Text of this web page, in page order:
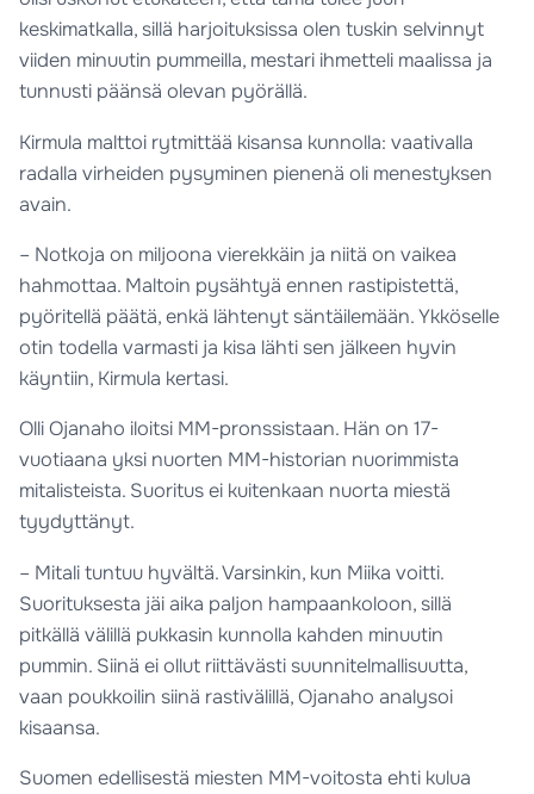
keskimatkalla, sillä harjoituksissa olen tuskin selvinnyt
viiden minuutin pummeilla, mestari ihmetteli maalissa ja
tunnusti päänsä olevan pyörällä.
Kirmula malttoi rytmittää kisansa kunnolla: vaativalla
radalla virheiden pysyminen pienenä oli menestyksen
avain.
– Notkoja on miljoona vierekkäin ja niitä on vaikea
hahmottaa. Maltoin pysähtyä ennen rastipistettä,
pyöritellä päätä, enkä lähtenyt säntäilemään. Ykköselle
otin todella varmasti ja kisa lähti sen jälkeen hyvin
käyntiin, Kirmula kertasi.
Olli Ojanaho iloitsi MM-pronssistaan. Hän on 17-
vuotiaana yksi nuorten MM-historian nuorimmista
mitalisteista. Suoritus ei kuitenkaan nuorta miestä
tyydyttänyt.
– Mitali tuntuu hyvältä. Varsinkin, kun Miika voitti.
Suorituksesta jäi aika paljon hampaankoloon, sillä
pitkällä välillä pukkasin kunnolla kahden minuutin
pummin. Siinä ei ollut riittävästi suunnitelmallisuutta,
vaan poukkoilin siinä rastivälillä, Ojanaho analysoi
kisaansa.
Suomen edellisestä miesten MM-voitosta ehti kulua